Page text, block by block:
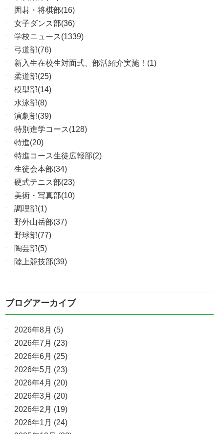
囲碁・将棋部(16)
女子ダンス部(36)
学校ニュース(1339)
弓道部(76)
新入生在校生対面式、部活紹介実施！(1)
柔道部(25)
模型部(14)
水泳部(8)
演劇部(39)
特別進学コース(128)
特進(20)
特進コース生徒広報部(2)
生徒会本部(34)
硬式テニス部(23)
美術・写真部(10)
調理部(1)
野外山岳部(37)
野球部(77)
陶芸部(5)
陸上競技部(39)
ブログアーカイブ
2026年8月 (5)
2026年7月 (23)
2026年6月 (25)
2026年5月 (23)
2026年4月 (20)
2026年3月 (20)
2026年2月 (19)
2026年1月 (24)